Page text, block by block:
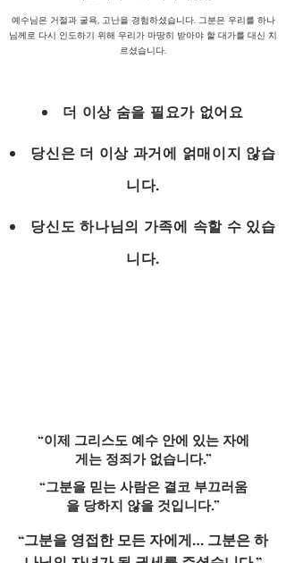
예수님은 거절과 굴욕, 고난을 경험하셨습니다. 그분은 우리를 하나
님께로 다시 인도하기 위해 우리가 마땅히 받아야 할 대가를 대신 치
르셨습니다.
더 이상 숨을 필요가 없어요
당신은 더 이상 과거에 얽매이지 않습
니다.
당신도 하나님의 가족에 속할 수 있습
니다.
“이제 그리스도 예수 안에 있는 자에
게는 정죄가 없습니다.”
“그분을 믿는 사람은 결코 부끄러움
을 당하지 않을 것입니다.”
“그분을 영접한 모든 자에게… 그분은 하